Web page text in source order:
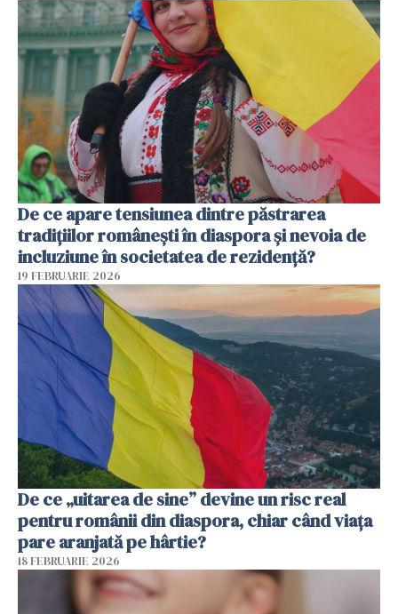
De ce apare tensiunea dintre păstrarea
tradițiilor românești în diaspora și nevoia de
incluziune în societatea de rezidență?
19 FEBRUARIE 2026
De ce „uitarea de sine” devine un risc real
pentru românii din diaspora, chiar când viața
pare aranjată pe hârtie?
18 FEBRUARIE 2026